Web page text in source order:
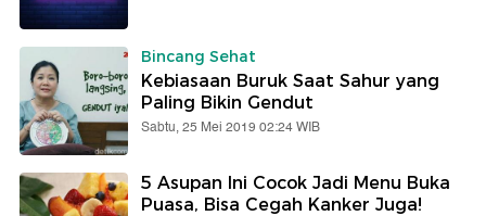
Bincang Sehat
Kebiasaan Buruk Saat Sahur yang
Paling Bikin Gendut
Sabtu, 25 Mei 2019 02:24 WIB
5 Asupan Ini Cocok Jadi Menu Buka
Puasa, Bisa Cegah Kanker Juga!